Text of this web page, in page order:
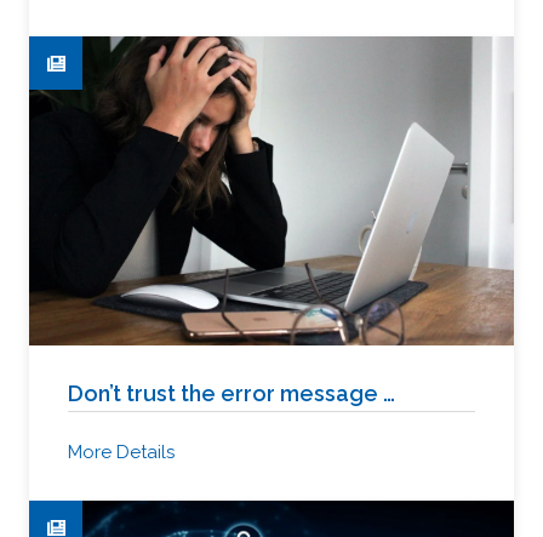
Don’t trust the error message …
More Details